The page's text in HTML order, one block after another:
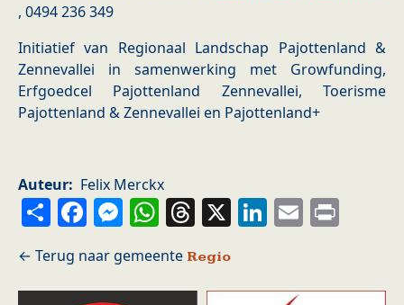
, 0494 236 349
Initiatief van Regionaal Landschap Pajottenland &
Zennevallei in samenwerking met Growfunding,
Erfgoedcel Pajottenland Zennevallei, Toerisme
Pajottenland & Zennevallei en Pajottenland+
Auteur Felix Merckx
ShareFacebook
Messenger
WhatsApp
Threads
X LinkedIn
Email
Regio